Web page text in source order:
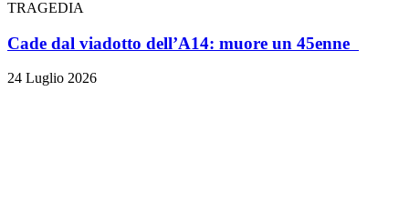
TRAGEDIA
Cade dal viadotto dell’A14: muore un 45enne
24 Luglio 2026